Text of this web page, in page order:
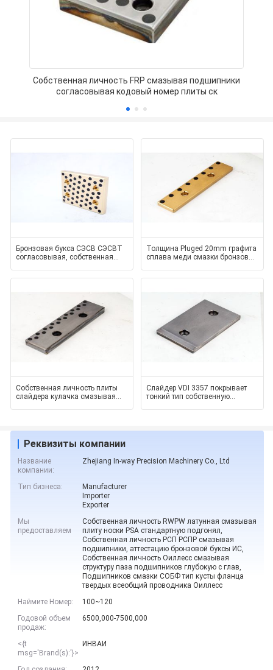
Собственная личность FRP смазывая подшипники
согласовывая кодовый номер плиты ск
Бронзовая букса СЭСВ СЭСВТ
согласовывая, собственная
Толщина Pluged 20mm графита
сплава меди смазки бронзовой
Собственная личность плиты
слайдера кулачка смазывая
Слайдер VDI 3357 покрывает
тонкий тип собственную
Реквизиты компании
Название
компании:
Zhejiang In-way Precision Machinery Co., Ltd
Тип бизнеса:
Manufacturer
Importer
Exporter
Мы
предоставляем
Собственная личность RWPW латунная смазывая
плиту носки PSA стандартную подгонял,
Собственная личность РСП РСПР смазывая
подшипники, аттестацию бронзовой буксы ИС,
Собственная личность Оиллесс смазывая
структуру паза подшипников глубокую с глав,
Подшипников смазки СОБФ тип кусты фланца
твердых всеобщий проводника Оиллесс
Наймите Номер:
100~120
Годовой объем
продаж:
6500,000-7500,000
<{t
msg='Brand(s):'}>
ИНВАИ